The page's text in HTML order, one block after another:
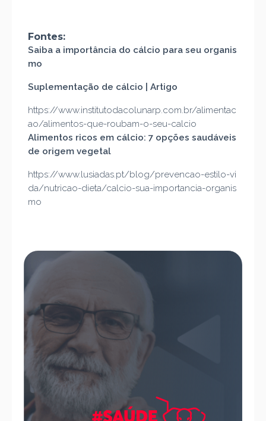
Fontes:
Saiba a importância do cálcio para seu organis
mo
Suplementação de cálcio | Artigo
https://www.institutodacolunarp.com.br/alimentac
ao/alimentos-que-roubam-o-seu-calcio
Alimentos ricos em cálcio: 7 opções saudáveis
de origem vegetal
https://www.lusiadas.pt/blog/prevencao-estilo-vi
da/nutricao-dieta/calcio-sua-importancia-organis
mo